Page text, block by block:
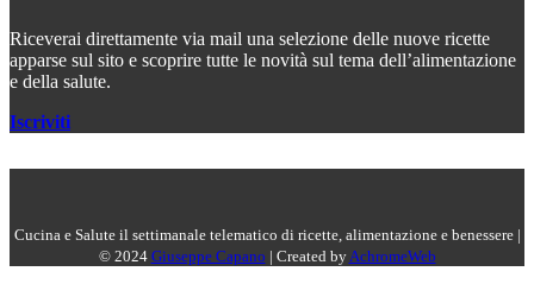
Riceverai direttamente via mail una selezione delle nuove ricette
apparse sul sito e scoprire tutte le novità sul tema dell’alimentazione
e della salute.
Iscriviti
Cucina e Salute il settimanale telematico di ricette, alimentazione e benessere |
© 2024 Giuseppe Capano | Created byAchromeWeb